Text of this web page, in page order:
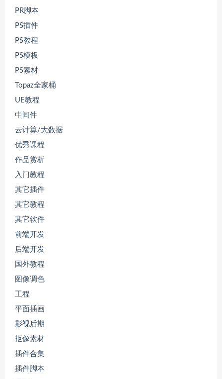
PR脚本
PS插件
PS教程
PS模板
PS素材
Topaz全家桶
UE教程
中间件
云计算/大数据
优秀课程
作品赏析
入门教程
其它插件
其它教程
其它软件
前端开发
后端开发
国外教程
图像调色
工程
平面插画
影视后期
抠像素材
插件合集
插件脚本